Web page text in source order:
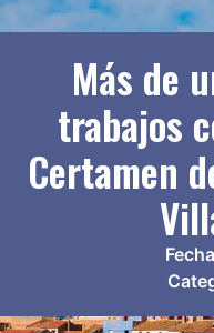
Más de
trabajos
Certamen